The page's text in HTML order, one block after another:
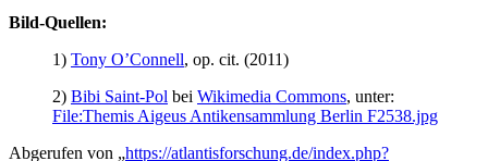
Bild-Quellen:
1) Tony O’Connell, op. cit. (2011)
2) Bibi Saint-Pol bei Wikimedia Commons, unter:
File:Themis Aigeus Antikensammlung Berlin F2538.jpg
Abgerufen von „https://atlantisforschung.de/index.php?